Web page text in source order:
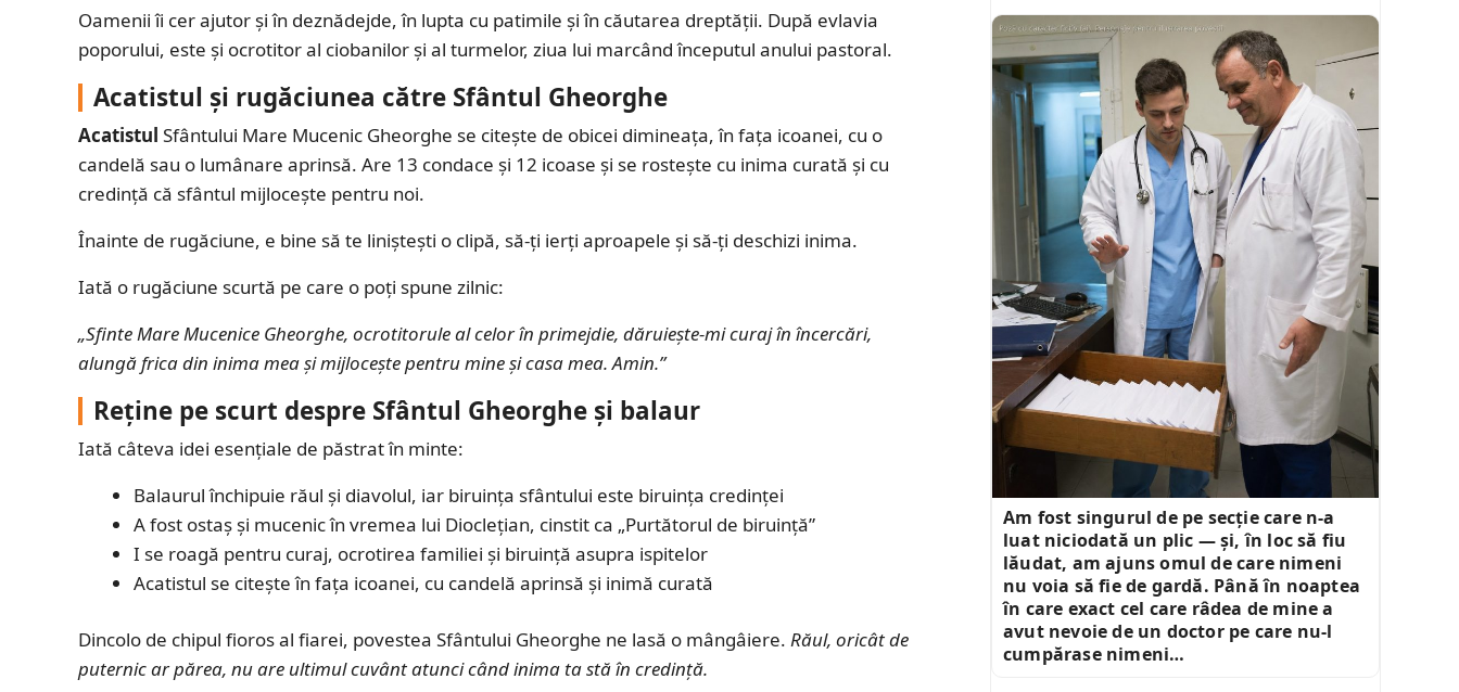
Oamenii îi cer ajutor și în deznădejde, în lupta cu patimile și în căutarea dreptății. După evlavia
poporului, este și ocrotitor al ciobanilor și al turmelor, ziua lui marcând începutul anului pastoral.
Acatistul și rugăciunea către Sfântul Gheorghe
Acatistul Sfântului Mare Mucenic Gheorghe se citește de obicei dimineața, în fața icoanei, cu o
candelă sau o lumânare aprinsă. Are 13 condace și 12 icoase și se rostește cu inima curată și cu
credință că sfântul mijlocește pentru noi.
Înainte de rugăciune, e bine să te liniștești o clipă, să-ți ierți aproapele și să-ți deschizi inima.
Iată o rugăciune scurtă pe care o poți spune zilnic:
„Sfinte Mare Mucenice Gheorghe, ocrotitorule al celor în primejdie, dăruiește-mi curaj în încercări,
alungă frica din inima mea și mijlocește pentru mine și casa mea. Amin.”
Reține pe scurt despre Sfântul Gheorghe și balaur
Iată câteva idei esențiale de păstrat în minte:
Balaurul închipuie răul și diavolul, iar biruința sfântului este biruința credinței
A fost ostaș și mucenic în vremea lui Dioclețian, cinstit ca „Purtătorul de biruință”
I se roagă pentru curaj, ocrotirea familiei și biruință asupra ispitelor
Acatistul se citește în fața icoanei, cu candelă aprinsă și inimă curată
Dincolo de chipul fioros al fiarei, povestea Sfântului Gheorghe ne lasă o mângâiere. Răul, oricât de
puternic ar părea, nu are ultimul cuvânt atunci când inima ta stă în credință.
Am fost singurul de pe secție care n-a
luat niciodată un plic — și, în loc să fiu
lăudat, am ajuns omul de care nimeni
nu voia să fie de gardă. Până în noaptea
în care exact cel care râdea de mine a
avut nevoie de un doctor pe care nu-l
cumpărase nimeni…